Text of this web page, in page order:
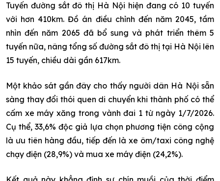
Tuyến đường sắt đô thị Hà Nội hiện đang có 10 tuyến
với hơn 410km. Đồ án điều chỉnh đến năm 2045, tầm
nhìn đến năm 2065 đã bổ sung và phát triển thêm 5
tuyến nữa, nâng tổng số đường sắt đô thị tại Hà Nội lên
15 tuyến, chiều dài gần 617km.
Một khảo sát gần đây cho thấy người dân Hà Nội sẵn
sàng thay đổi thói quen di chuyển khi thành phố có thể
cấm xe máy xăng trong vành đai 1 từ ngày 1/7/2026.
Cụ thể, 33,6% độc giả lựa chọn phương tiện công cộng
là ưu tiên hàng đầu, tiếp đến là xe ôm/taxi công nghệ
chạy điện (28,9%) và mua xe máy điện (24,2%).